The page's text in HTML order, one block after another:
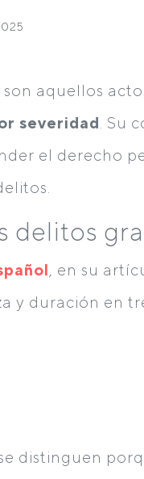
son aquellos
severidad . Su
el derecho
delitos
, en su
y duración en
distinguen